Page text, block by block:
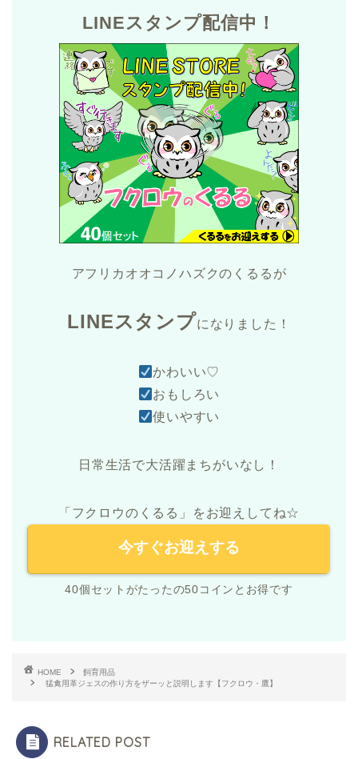
LINEスタンプ配信中！
アフリカオオコノハズクのくるるが
LINEスタンプになりました！
かわいい♡
おもしろい
使いやすい
日常生活で大活躍まちがいなし！
「フクロウのくるる」をお迎えしてね☆
今すぐお迎えする
40個セットがたったの50コインとお得です
HOME
飼育用品
猛禽用革ジェスの作り方をザーッと説明します【フクロウ・鷹】
RELATED POST